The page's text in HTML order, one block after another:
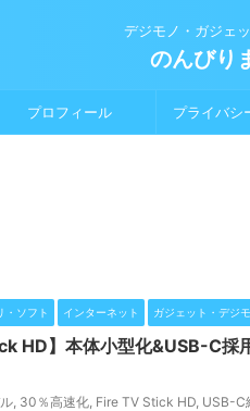
デジモノ・ガジェ
のんびり
プロフィール プライバシ
・ソフト インターネット ガジェット・デジ
HD】本体小型化&USB-C採
, 30％高速化, Fire TV Stick HD, USB-C